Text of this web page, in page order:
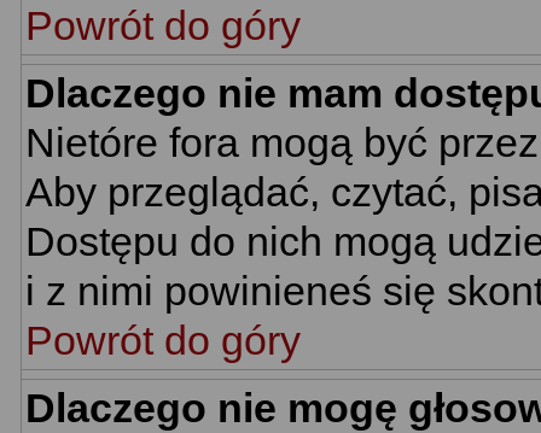
Powrót do góry
Dlaczego nie mam
Nietóre fora mogą być
Aby przeglądać, czytać,
Dostępu do nich mogą
i z nimi powinieneś się
Powrót do góry
Dlaczego nie mogę